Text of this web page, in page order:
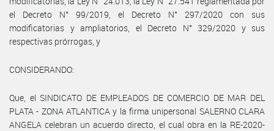
el Decreto N° 99/2019, el Decreto N° 297/2020 con sus
modificatorias y ampliatorios, el Decreto N° 329/2020 y sus
respectivas prórrogas, y
CONSIDERANDO:
Que, el SINDICATO DE EMPLEADOS DE COMERCIO DE MAR DEL
PLATA - ZONA ATLANTICA y la firma unipersonal SALERNO CLARA
ANGELA celebran un acuerdo directo, el cual obra en la RE-2020-